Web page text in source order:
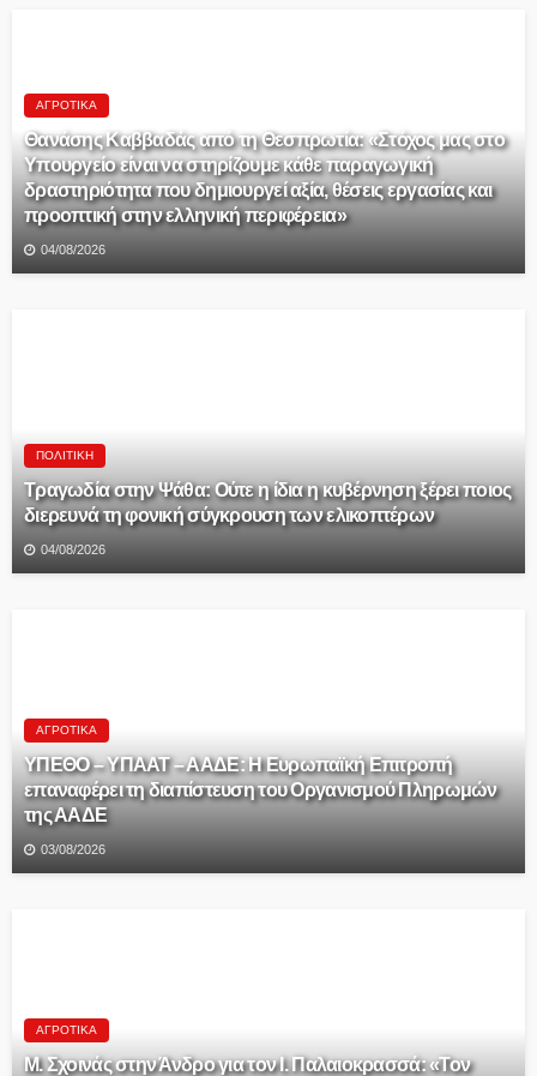
ΑΓΡΟΤΙΚΆ
Θανάσης Καββαδάς από τη Θεσπρωτία: «Στόχος μας στο
Υπουργείο είναι να στηρίζουμε κάθε παραγωγική
δραστηριότητα που δημιουργεί αξία, θέσεις εργασίας και
προοπτική στην ελληνική περιφέρεια»
04/08/2026
ΠΟΛΙΤΙΚΉ
Τραγωδία στην Ψάθα: Ούτε η ίδια η κυβέρνηση ξέρει ποιος
διερευνά τη φονική σύγκρουση των ελικοπτέρων
04/08/2026
ΑΓΡΟΤΙΚΆ
ΥΠΕΘΟ – ΥΠΑΑΤ – ΑΑΔΕ: H Ευρωπαϊκή Επιτροπή
επαναφέρει τη διαπίστευση του Οργανισμού Πληρωμών
της ΑΑΔΕ
03/08/2026
ΑΓΡΟΤΙΚΆ
Μ. Σχοινάς στην Άνδρο για τον Ι. Παλαιοκρασσά: «Τον